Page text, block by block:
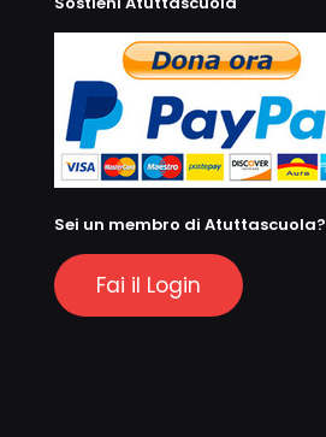
Sei un membro di Atuttascuola?
Fai il Login